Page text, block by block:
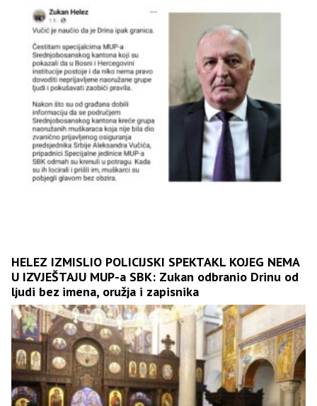
HELEZ IZMISLIO POLICIJSKI SPEKTAKL KOJEG NEMA
U IZVJEŠTAJU MUP-a SBK: Zukan odbranio Drinu od
ljudi bez imena, oružja i zapisnika